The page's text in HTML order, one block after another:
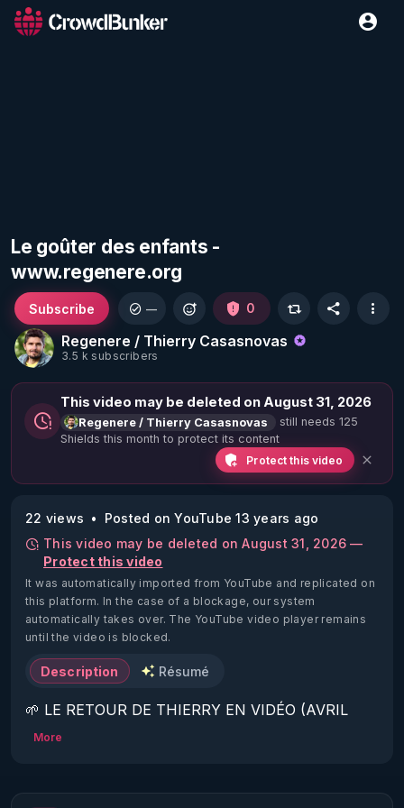
Le goûter des enfants -
www.regenere.org
Regenere / Thierry Casasnovas
3.5 k subscribers
Subscribe — 0
This video may be deleted on August 31, 2026
Regenere / Thierry Casasnovas
still needs 125
Shields this month to protect its content
Protect this video
22 views
Posted on YouTube 13 years ago
This video may be deleted on August 31, 2026 —
Protect this video
It was automatically imported from YouTube and replicated on
this platform. In the case of a blockage, our system
automatically takes over. The YouTube video player remains
until the video is blocked.
Description Résumé
🌱 LE RETOUR DE THIERRY EN VIDÉO (AVRIL
2022)!
https://www.rgnr.fr/presentation.html
More